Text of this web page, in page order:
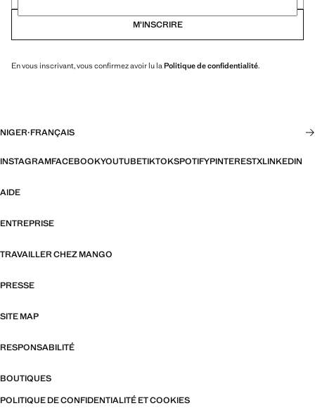
M’INSCRIRE
En vous inscrivant, vous confirmez avoir lu la Politique de confidentialité.
NIGER·FRANÇAIS
INSTAGRAMFACEBOOKYOUTUBETIKTOKSPOTIFYPINTERESTXLINKEDIN
AIDE
ENTREPRISE
TRAVAILLER CHEZ MANGO
PRESSE
SITE MAP
RESPONSABILITÉ
BOUTIQUES
POLITIQUE DE CONFIDENTIALITÉ ET COOKIES